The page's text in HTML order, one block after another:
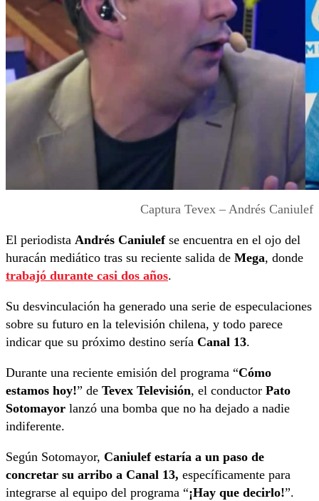
Captura Tevex – Andrés Caniulef
El periodista Andrés Caniulefse encuentra en el ojo del
huracán mediático tras su reciente salida de Mega, donde
trabajó durante casi dos años.
Su desvinculación ha generado una serie de especulaciones
sobre su futuro en la televisión chilena, y todo parece
indicar que su próximo destino sería Canal 13.
Durante una reciente emisión del programa “Cómo
estamos hoy!” de Tevex Televisión, el conductor Pato
Sotomayor lanzó una bomba que no ha dejado a nadie
indiferente.
Según Sotomayor, Caniulef estaría a un paso de
concretar su arribo a Canal 13, específicamente para
integrarse al equipo del programa “¡Hay que decirlo!”.